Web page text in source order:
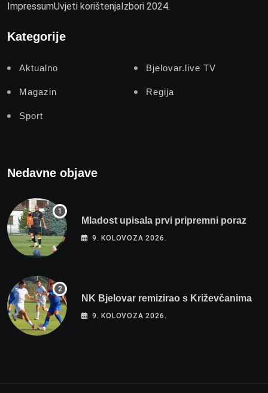
ImpressumUvjeti korištenja Izbori 2024.
Kategorije
Aktualno Bjelovar.live TV
Magazin Regija
Sport
Nedavne objave
Mladost upisala prvi pripremni poraz
9. KOLOVOZA 2026.
NK Bjelovar remizirao s Križevčanima
9. KOLOVOZA 2026.